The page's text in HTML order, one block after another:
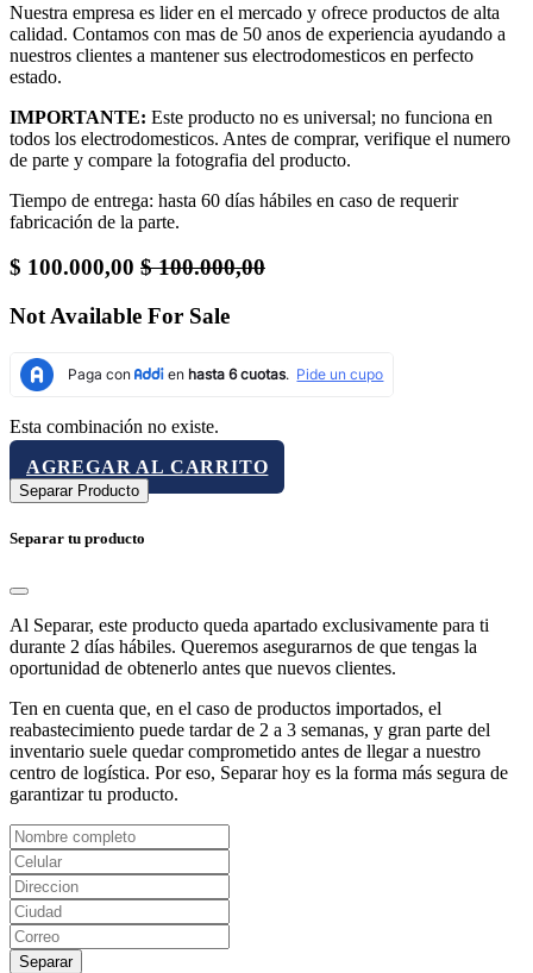
Nuestra empresa es lider en el mercado y ofrece productos de alta
calidad. Contamos con mas de 50 anos de experiencia ayudando a
nuestros clientes a mantener sus electrodomesticos en perfecto
estado.
IMPORTANTE: Este producto no es universal; no funciona en
todos los electrodomesticos. Antes de comprar, verifique el numero
de parte y compare la fotografia del producto.
Tiempo de entrega: hasta 60 días hábiles en caso de requerir
fabricación de la parte.
$ 100.000,00 $100.000,00
Not Available For Sale
Esta combinación no existe.
AGREGAR AL CARRITO
Separar Producto
Separar tu producto
Al Separar, este producto queda apartado exclusivamente para ti
durante 2 días hábiles. Queremos asegurarnos de que tengas la
oportunidad de obtenerlo antes que nuevos clientes.
Ten en cuenta que, en el caso de productos importados, el
reabastecimiento puede tardar de 2 a 3 semanas, y gran parte del
inventario suele quedar comprometido antes de llegar a nuestro
centro de logística. Por eso, Separar hoy es la forma más segura de
garantizar tu producto.
Separar